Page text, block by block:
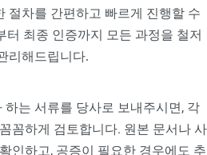
절차를 간편하고 빠르게 진행할 수
터 최종 인증까지 모든 과정을 철저
리해드립니다.
는 서류를 당사로 보내주시면, 각
꼼하게 검토합니다. 원본 문서나 사
인하고, 공증이 필요한 경우에도 추